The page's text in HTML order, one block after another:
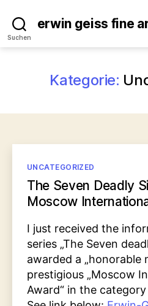
Suchen
erwin geiss fine
Kategorie:
Kategorien
UNCATEGORIZED
The Seven Deadly
Moscow
I just received the
series „The Seven
awarded a „honorable
prestigious „Moscow
Award“ in the category